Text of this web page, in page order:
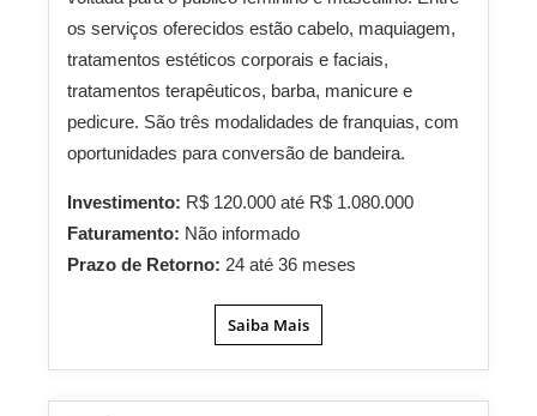
os serviços oferecidos estão cabelo, maquiagem,
tratamentos estéticos corporais e faciais,
tratamentos terapêuticos, barba, manicure e
pedicure. São três modalidades de franquias, com
oportunidades para conversão de bandeira.
Investimento: R$ 120.000 até R$ 1.080.000
Faturamento: Não informado
Prazo de Retorno: 24 até 36 meses
Saiba Mais